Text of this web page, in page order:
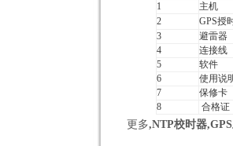
1
主机
2
GPS授
3
避雷器
4
连接线
5
软件
6
使用说
7
保修卡
8
合格证
更多,NTP校时器,GPS